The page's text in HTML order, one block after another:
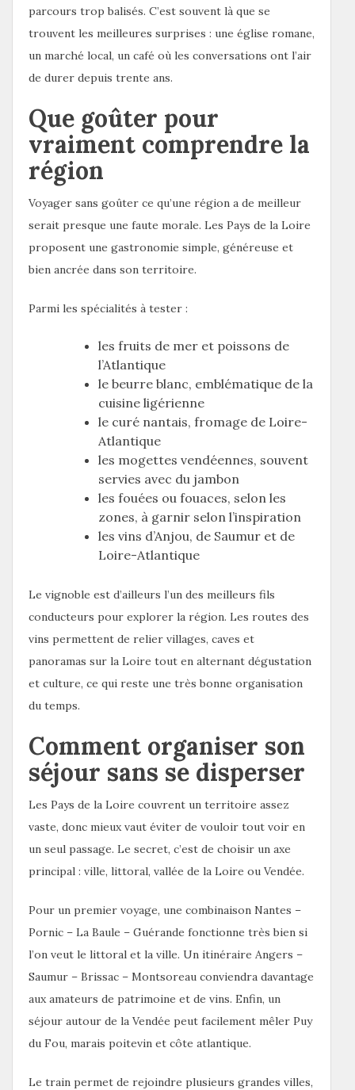
parcours trop balisés. C’est souvent là que se
trouvent les meilleures surprises : une église romane,
un marché local, un café où les conversations ont l’air
de durer depuis trente ans.
Que goûter pour
vraiment comprendre la
région
Voyager sans goûter ce qu’une région a de meilleur
serait presque une faute morale. Les Pays de la Loire
proposent une gastronomie simple, généreuse et
bien ancrée dans son territoire.
Parmi les spécialités à tester :
les fruits de mer et poissons de
l’Atlantique
le beurre blanc, emblématique de la
cuisine ligérienne
le curé nantais, fromage de Loire-
Atlantique
les mogettes vendéennes, souvent
servies avec du jambon
les fouées ou fouaces, selon les
zones, à garnir selon l’inspiration
les vins d’Anjou, de Saumur et de
Loire-Atlantique
Le vignoble est d’ailleurs l’un des meilleurs fils
conducteurs pour explorer la région. Les routes des
vins permettent de relier villages, caves et
panoramas sur la Loire tout en alternant dégustation
et culture, ce qui reste une très bonne organisation
du temps.
Comment organiser son
séjour sans se disperser
Les Pays de la Loire couvrent un territoire assez
vaste, donc mieux vaut éviter de vouloir tout voir en
un seul passage. Le secret, c’est de choisir un axe
principal : ville, littoral, vallée de la Loire ou Vendée.
Pour un premier voyage, une combinaison Nantes –
Pornic – La Baule – Guérande fonctionne très bien si
l’on veut le littoral et la ville. Un itinéraire Angers –
Saumur – Brissac – Montsoreau conviendra davantage
aux amateurs de patrimoine et de vins. Enfin, un
séjour autour de la Vendée peut facilement mêler Puy
du Fou, marais poitevin et côte atlantique.
Le train permet de rejoindre plusieurs grandes villes,